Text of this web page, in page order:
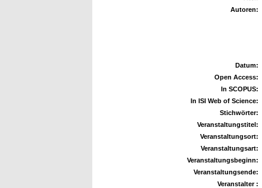
Autoren:
Datum:
Open Access:
In SCOPUS:
In ISI Web of Science:
Stichwörter:
Veranstaltungstitel:
Veranstaltungsort:
Veranstaltungsart:
Veranstaltungsbeginn:
Veranstaltungsende:
Veranstalter :